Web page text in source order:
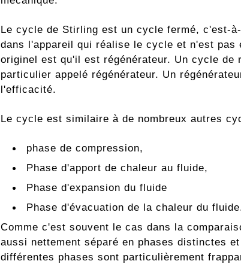
Le cycle de Stirling est un cycle fermé, c'est-
dans l'appareil qui réalise le cycle et n'est
originel est qu'il est régénérateur. Un cycle
particulier appelé régénérateur. Un
l'efficacité.
Le cycle est similaire à de nombreux autres
phase de compression,
Phase d'apport de chaleur au fluide,
Phase d'expansion du fluide
Phase d'évacuation de la chaleur du
Comme c'est souvent le cas dans la
aussi nettement séparé en phases distinctes
différentes phases sont particulièrement